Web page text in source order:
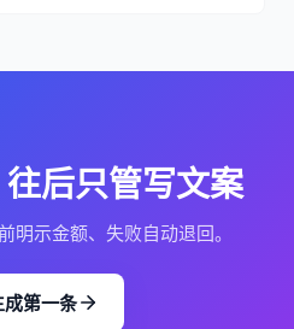
后只管写文案
明示金额、失败自动退回。
第一条